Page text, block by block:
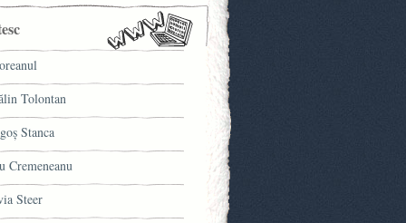
Tolontan
Stanca
Cremeneanu
Steer